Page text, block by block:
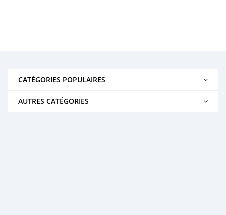
CATÉGORIES POPULAIRES
AUTRES CATÉGORIES